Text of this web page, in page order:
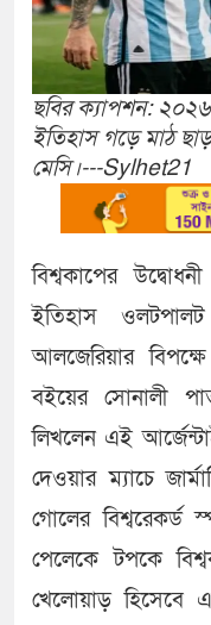
ছবির ক্যাপশন: ২০২৬
ইতিহাস গড়ে মাঠ
মেসি।---Sylhet21
বিশ্বকাপের
ইতিহাস
আলজেরিয়ার
বইয়ের সোনালী
লিখলেন এই
দেওয়ার ম্যাচে
গোলের বিশ্বরেকর্ড
পেলেকে টপকে
খেলোয়াড় হিসেবে